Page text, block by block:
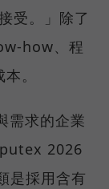
受。」除了
how、程
。
需求的企業
2026
是採用含有